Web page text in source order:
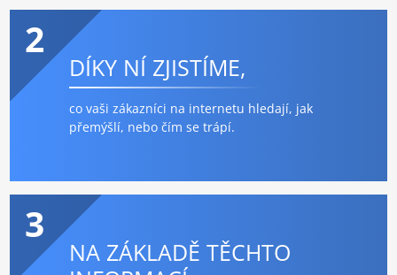
2
DÍKY NÍ ZJISTÍME,
co vaši zákazníci na internetu hledají, jak
přemýšlí, nebo čím se trápí.
3
NA ZÁKLADĚ TĚCHTO